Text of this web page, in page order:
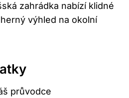
zahrádka nabízí klidné
výhled na okolní
průvodce